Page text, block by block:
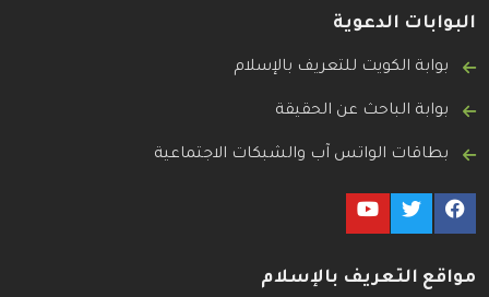
البوابات الدعوية
بوابة الكويت للتعريف بالإسلام
بوابة الباحث عن الحقيقة
بطاقات الواتس آب والشبكات الاجتماعية
مواقع التعريف بالإسلام